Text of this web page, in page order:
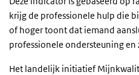
krijg de professionele hulp die
of hoger toont dat iemand
professionele ondersteuning en
Het landelijk initiatief